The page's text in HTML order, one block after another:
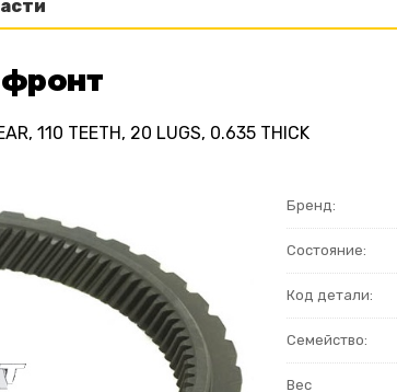
110 TEETH, 20 LUGS, 0.635 THICK
Бренд:
Состояние:
Код детали:
Семейство:
Вес